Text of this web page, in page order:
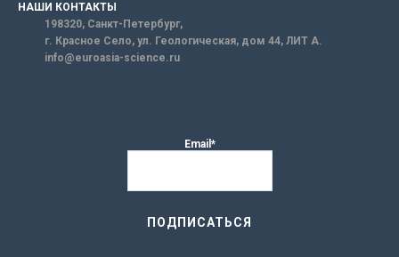
НАШИ КОНТАКТЫ
198320, Санкт-Петербург,
г. Красное Село, ул. Геологическая, дом 44, ЛИТ А.
info@euroasia-science.ru
Email*